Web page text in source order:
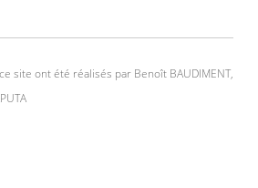
site ont été réalisés par Benoît BAUDIMENT,